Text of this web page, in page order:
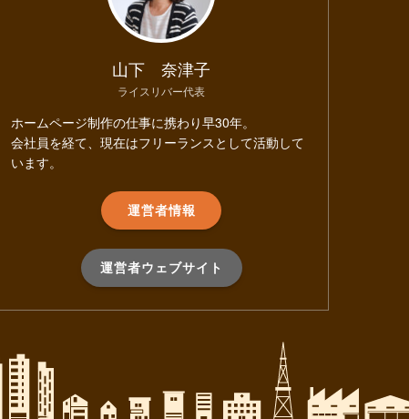
山下 奈津子
ライスリバー代表
ホームページ制作の仕事に携わり早30年。
会社員を経て、現在はフリーランスとして活動して
います。
運営者情報
運営者ウェブサイト